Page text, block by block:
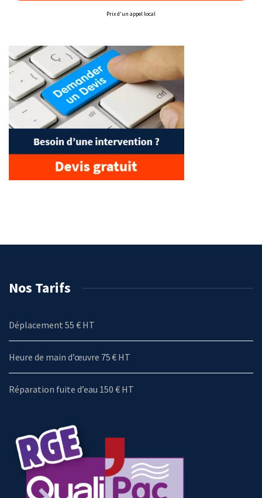
Prix d'un appel local
Nos Tarifs
Déplacement 55 € HT
Heure de main d’œuvre 75 € HT
Réparation fuite d’eau 150 € HT